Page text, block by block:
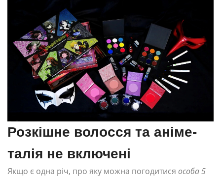
Розкішне волосся та аніме-
талія не включені
Якщо є одна річ, про яку можна погодитися особа 5